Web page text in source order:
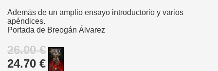
Además de un amplio ensayo introductorio y varios
apéndices.
Portada de Breogán Álvarez
26.00 €
24.70 €